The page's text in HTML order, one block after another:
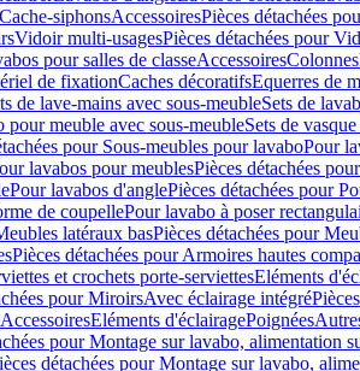
Cache-siphonsAccessoiresPièces détachées
Vidoir multi-usagesPièces détachées pour
pour salles de classeAccessoiresColonnes
de fixationCaches décoratifsEquerres de
de lave-mains avec sous-meubleSets de
pour meuble avec sous-meubleSets de
pour Sous-meubles pour lavaboPour
lavabos pour meublesPièces détachées
Pour lavabos d'anglePièces détachées pour
de coupellePour lavabo à poser
latéraux basPièces détachées pour
Pièces détachées pour Armoires hautes
et crochets porte-serviettesEléments
pour MiroirsAvec éclairage intégré
AccessoiresEléments d'éclairagePoignées
pour Montage sur lavabo, alimentation
détachées pour Montage sur lavabo,